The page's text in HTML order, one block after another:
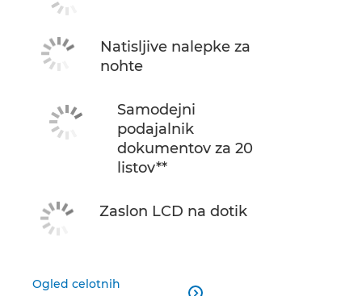
Natisljive nalepke za
nohte
Samodejni
podajalnik
dokumentov za 20
listov**
Zaslon LCD na dotik
Ogled celotnih
